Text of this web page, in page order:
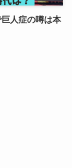
人症の噂は本